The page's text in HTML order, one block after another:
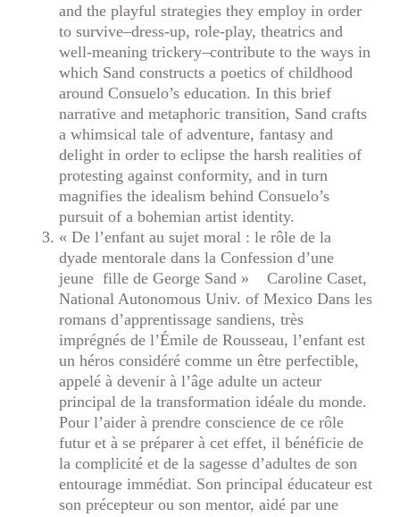
and the playful strategies they employ in order
to survive–dress-up, role-play, theatrics and
well-meaning trickery–contribute to the ways in
which Sand constructs a poetics of childhood
around Consuelo’s education. In this brief
narrative and metaphoric transition, Sand crafts
a whimsical tale of adventure, fantasy and
delight in order to eclipse the harsh realities of
protesting against conformity, and in turn
magnifies the idealism behind Consuelo’s
pursuit of a bohemian artist identity.
« De l’enfant au sujet moral : le rôle de la
dyade mentorale dans la Confession d’une
jeune fille de George Sand » Caroline Caset,
National Autonomous Univ. of Mexico Dans les
romans d’apprentissage sandiens, très
imprégnés de l’Émile de Rousseau, l’enfant est
un héros considéré comme un être perfectible,
appelé à devenir à l’âge adulte un acteur
principal de la transformation idéale du monde.
Pour l’aider à prendre conscience de ce rôle
futur et à se préparer à cet effet, il bénéficie de
la complicité et de la sagesse d’adultes de son
entourage immédiat. Son principal éducateur est
son précepteur ou son mentor, aidé par une